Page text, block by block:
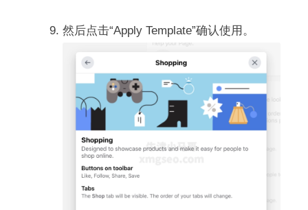
然后点击“Apply Template”确认使用。